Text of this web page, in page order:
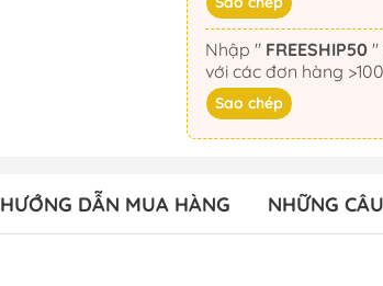
Nhập " FREESHIP50" miễn phí vận chuyển đối
với các đơn hàng
Sao chép
HƯỚNG DẪN MUA HÀNG NHỮNG